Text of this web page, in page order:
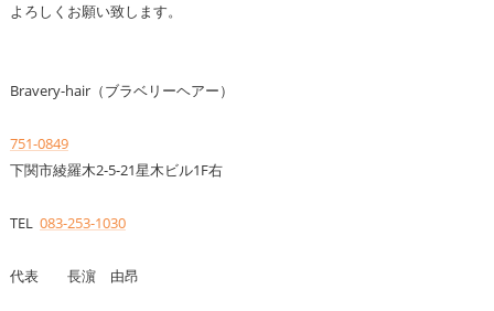
よろしくお願い致します。
Bravery-hair（ブラベリーヘアー）
751-0849
下関市綾羅木2-5-21星木ビル1F右
TEL 083-253-1030
代表 長濵 由昂